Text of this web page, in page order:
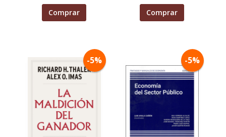
Comprar Comprar
-5% -5%